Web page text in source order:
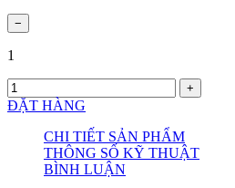
1
ĐẶT HÀNG
CHI TIẾT SẢN PHẨM
THÔNG SỐ KỸ THUẬT
BÌNH LUẬN